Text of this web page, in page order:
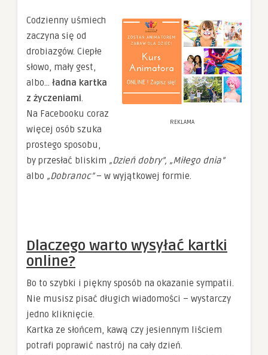
REKLAMA
Codzienny uśmiech
zaczyna się od
drobiazgów. Ciepłe
słowo, mały gest,
albo… ładna kartka
z życzeniami.
Na Facebooku coraz
więcej osób szuka
prostego sposobu,
by przesłać bliskim „Dzień dobry”, „Miłego dnia”
albo „Dobranoc”– w wyjątkowej formie.
Dlaczego warto wysyłać kartki
online?
Bo to szybki i piękny sposób na okazanie sympatii.
Nie musisz pisać długich wiadomości – wystarczy
jedno kliknięcie.
Kartka ze słońcem, kawą czy jesiennym liściem
potrafi poprawić nastrój na cały dzień.